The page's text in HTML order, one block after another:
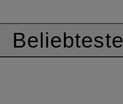
Beliebteste